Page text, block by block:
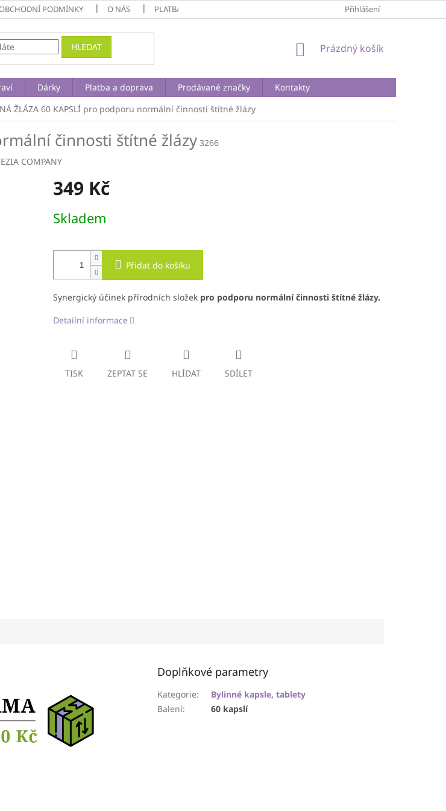
PODMÍNKY O NÁS PLATBA A DOPRAVA PODMÍNKY OCHRANY OSOBNÍCH ÚDAJŮ
Přihlášení
HLEDAT
NÁKUPNÍ
Prázdný košík
Dárky Platba a doprava Prodávané značky
Kontakty
ŽLÁZA 60 KAPSLÍ pro podporu normální činnosti štítné žlázy
činnosti štítné žlázy 3266
COMPANY
349 Kč
cena:
Skladem
Přidat do košíku
Synergický účinek přírodních složek pro podporu normální činnosti štítné žlázy.
Detailní informace
TISK ZEPTAT SE HLÍDAT SDÍLET
Doplňkové parametry
Kategorie:
Bylinné kapsle, tablety
Balení: 60 kapslí